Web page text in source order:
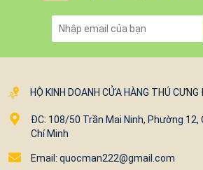
HỘ KINH DOANH CỬA HÀNG THÚ
ĐC: 108/50 Trần Mai Ninh, Phường 12,
Chí Minh
Email: quocman222@gmail.com